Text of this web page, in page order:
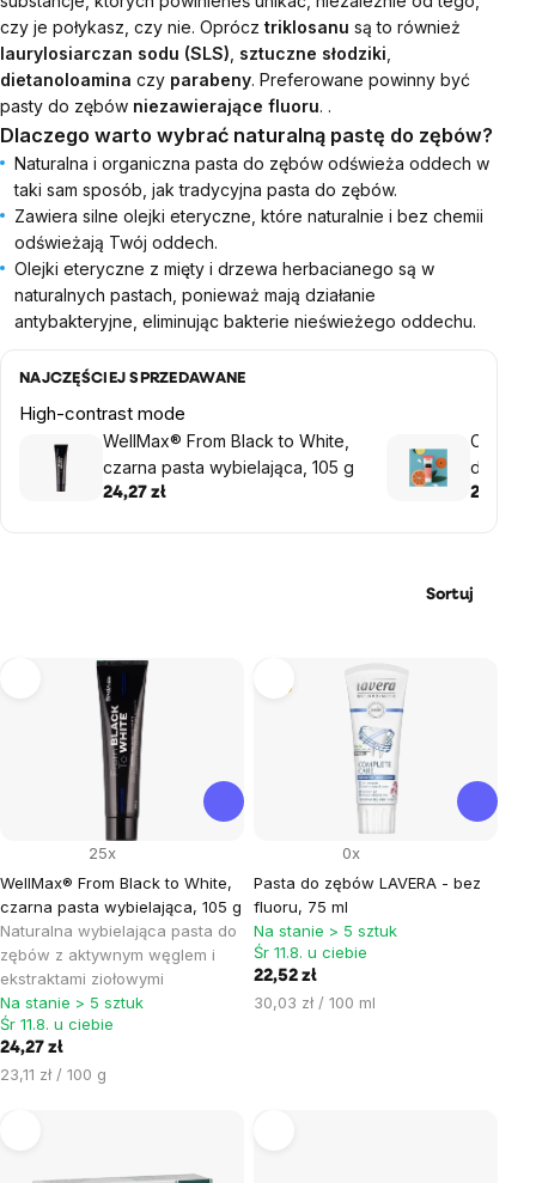
czy je połykasz, czy nie. Oprócz triklosanu są to również
laurylosiarczan sodu (SLS) sztuczne słodziki
dietanoloamina czy parabeny. Preferowane powinny być
pasty do zębów niezawierające fluoru. .
Dlaczego warto wybrać naturalną pastę do zębów?
Naturalna i organiczna pasta do zębów odświeża oddech w
taki sam sposób, jak tradycyjna pasta do zębów.
Zawiera silne olejki eteryczne, które naturalnie i bez chemii
odświeżają Twój oddech.
Olejki eteryczne z mięty i drzewa herbacianego są w
naturalnych pastach, ponieważ mają działanie
antybakteryjne, eliminując bakterie nieświeżego oddechu.
NAJCZĘŚCIEJ SPRZEDAWANE
High-contrast mode
WellMax® From Black to White,
czarna pasta wybielająca, 105 g
24,27 zł
Caltha
dzieci,
27,06 zł
Sortuj
produktów
WellMax® From Black to White,
czarna pasta wybielająca, 105 g
Naturalna wybielająca pasta do
zębów z aktywnym węglem i
ekstraktami ziołowymi
25x
Na stanie > 5 sztuk
Śr 11.8. u ciebie
24,27 zł
Cena
23,11 zł / 100 g
Pasta do zębów LAVERA - bez
fluoru, 75 ml
0x
Na stanie > 5 sztuk
Śr 11.8. u ciebie
22,52 zł
Cena
30,03 zł / 100 ml